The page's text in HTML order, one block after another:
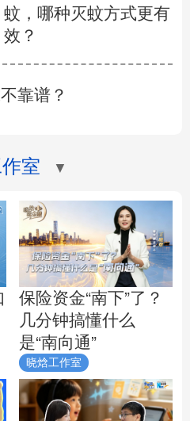
蚊，哪种灭蚊方式更有
效？
靠谱？
室 ▼
保险资金“南下”了？
几分钟搞懂什么
是“南向通”
晓焓工作室